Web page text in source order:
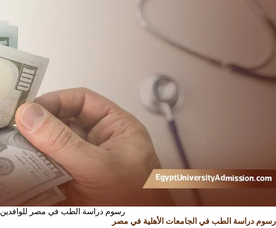
رسوم دراسة الطب في مصر للوافدين
رسوم دراسة الطب في الجامعات الأهلية في مصر